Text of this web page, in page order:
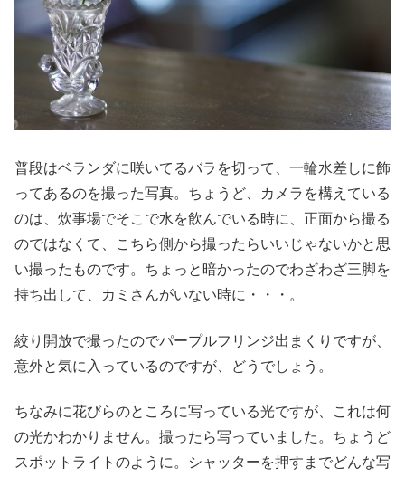
普段はベランダに咲いてるバラを切って、一輪水差しに飾
ってあるのを撮った写真。ちょうど、カメラを構えている
のは、炊事場でそこで水を飲んでいる時に、正面から撮る
のではなくて、こちら側から撮ったらいいじゃないかと思
い撮ったものです。ちょっと暗かったのでわざわざ三脚を
持ち出して、カミさんがいない時に・・・。
絞り開放で撮ったのでパープルフリンジ出まくりですが、
意外と気に入っているのですが、どうでしょう。
ちなみに花びらのところに写っている光ですが、これは何
の光かわかりません。撮ったら写っていました。ちょうど
スポットライトのように。シャッターを押すまでどんな写